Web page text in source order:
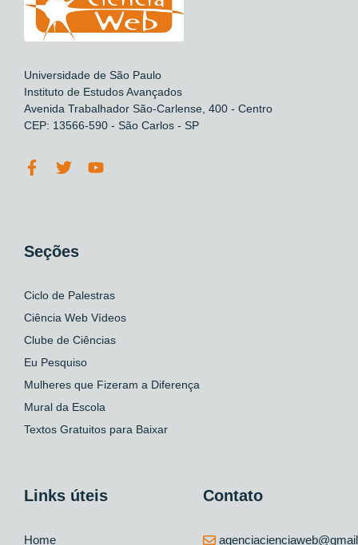
Universidade de São Paulo
Instituto de Estudos Avançados
Avenida Trabalhador São-Carlense, 400 - Centro
CEP: 13566-590 - São Carlos - SP
Seções
Ciclo de Palestras
Ciência Web Vídeos
Clube de Ciências
Eu Pesquiso
Mulheres que Fizeram a Diferença
Mural da Escola
Textos Gratuitos para Baixar
Links úteis
Home
Contato